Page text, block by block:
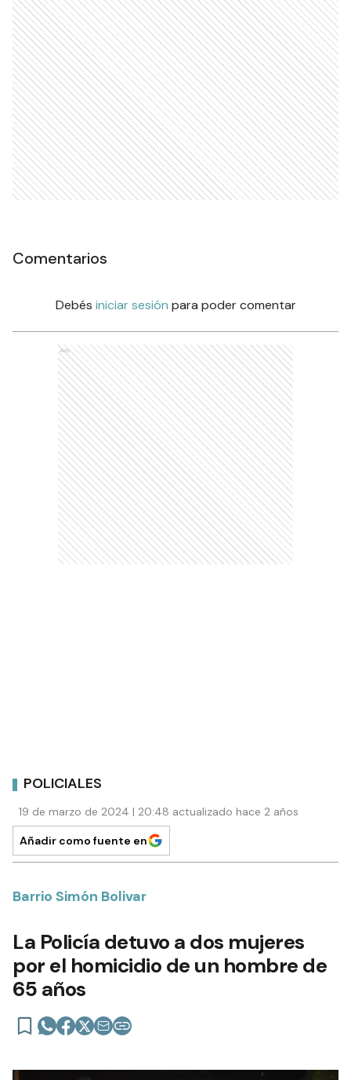
Comentarios
Debés iniciar sesión para poder comentar
Ads
POLICIALES
19 de marzo de 2024 | 20:48 actualizado hace 2 años
Añadir como fuente en
Barrio Simón Bolivar
La Policía detuvo a dos mujeres
por el homicidio de un hombre de
65 años